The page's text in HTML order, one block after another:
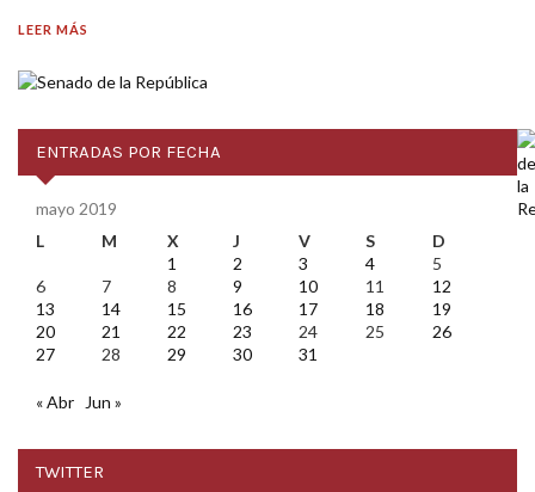
LEER MÁS
ENTRADAS POR FECHA
mayo 2019
L
M X J V S
D
1
2 3 4
5
6
7 8 9 10 11
12
13
14 15 16 17 18
19
20
21 22 23 24 25
26
27
28 29 30 31
« Abr Jun »
TWITTER